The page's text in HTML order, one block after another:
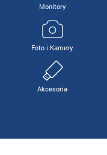
Monitory
Foto i Kamery
Akcesoria